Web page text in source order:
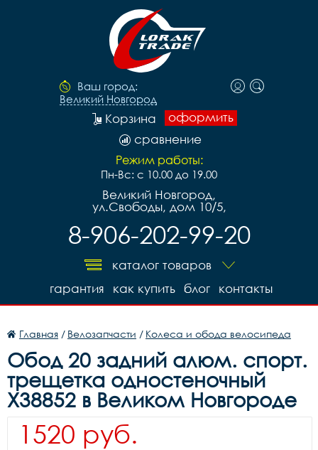
Ваш город:
Великий Новгород
оформить
Корзина
сравнение
Режим работы:
Пн-Вс: с 10.00 до 19.00
Великий Новгород,
ул.Свободы, дом 10/5,
8-906-202-99-20
каталог товаров
контакты
блог
как купить
гарантия
Главная / Велозапчасти / Колеса и обода велосипеда
Обод 20 задний алюм. спорт.
трещетка одностеночный
Х38852 в Великом Новгороде
1520 руб.